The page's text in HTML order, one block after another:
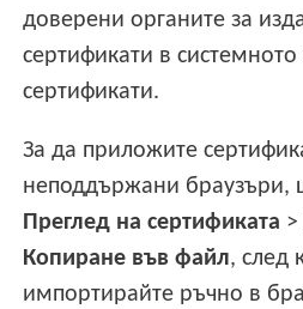
доверени органите за
сертификати в
сертификати.
За да приложите
неподдържани браузъри,
Преглед на сертификата >
Копиране във файл, след
импортирайте ръчно в